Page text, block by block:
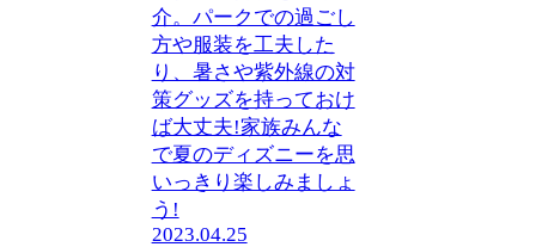
介。パークでの過ごし
方や服装を工夫した
り、暑さや紫外線の対
策グッズを持っておけ
ば大丈夫!家族みんな
で夏のディズニーを思
いっきり楽しみましょ
う!
2023.04.25